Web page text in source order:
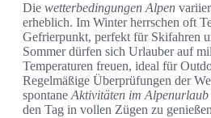
Die wetterbedingungen Alpen
erheblich. Im Winter herrschen oft
Gefrierpunkt, perfekt für Skifahren
Sommer dürfen sich Urlauber auf
Temperaturen freuen, ideal für
Regelmäßige Überprüfungen der
spontane Aktivitäten im Alpenurlaub
den Tag in vollen Zügen zu